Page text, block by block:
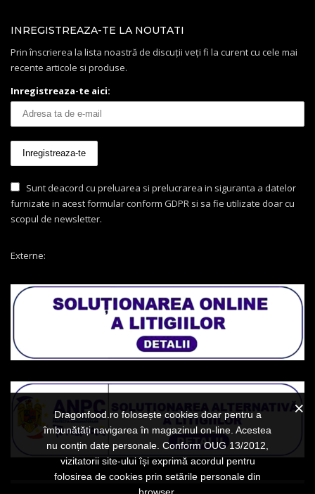
INREGISTREAZA-TE LA NOUTATI
Prin înscrierea la lista noastră de discuții veți fi la curent cu cele mai
recente articole si produse.
Inregistreaza-te aici:
Sunt deacord cu preluarea si prelucrarea in siguranta a datelor
furnizate in acest formular conform GDPR si sa fie utilizate doar cu
scopul de newsletter.
Externe:
Dragonfood.ro folosește cookies doar pentru a
îmbunătăți navigarea în magazinul on-line. Acestea
nu conțin date personale. Conform OUG 13/2012,
vizitatorii site-ului își exprimă acordul pentru
folosirea de cookies prin setările personale din